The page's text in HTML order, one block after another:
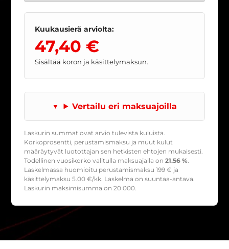
Kuukausierä arviolta:
47,40 €
Sisältää koron ja käsittelymaksun.
Vertailu eri maksuajoilla
Laskurin summat ovat arvio tulevista kuluista.
Korkoprosentti, perustamismaksu ja muut kulut
määräytyvät luotottajan sen hetkisten ehtojen mukaisesti.
Todellinen vuosikorko valitulla maksuajalla on21.56 %.
Laskelmassa huomioitu perustamismaksu199 € ja
käsittelymaksu5.00 €/kk. Laskelma on suuntaa-antava.
Laskurin maksimisumma on 20 000.